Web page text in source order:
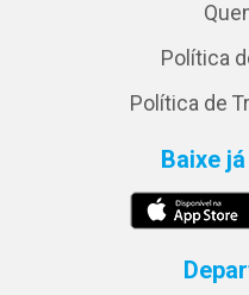
Política
Política de
Baixe